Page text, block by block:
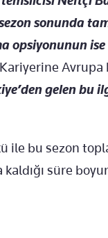
sonunda
opsiyonunun
Avrupa
gelen bu
ile bu sezon
süre